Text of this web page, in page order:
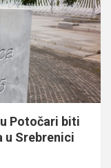
Potočari biti
u Srebrenici